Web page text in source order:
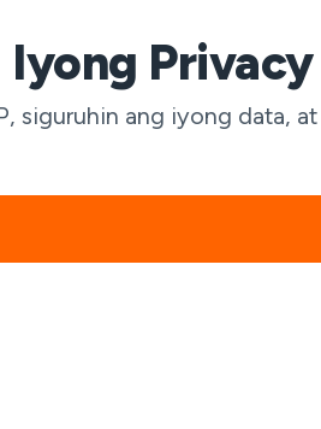
siguruhin ang iyong data,